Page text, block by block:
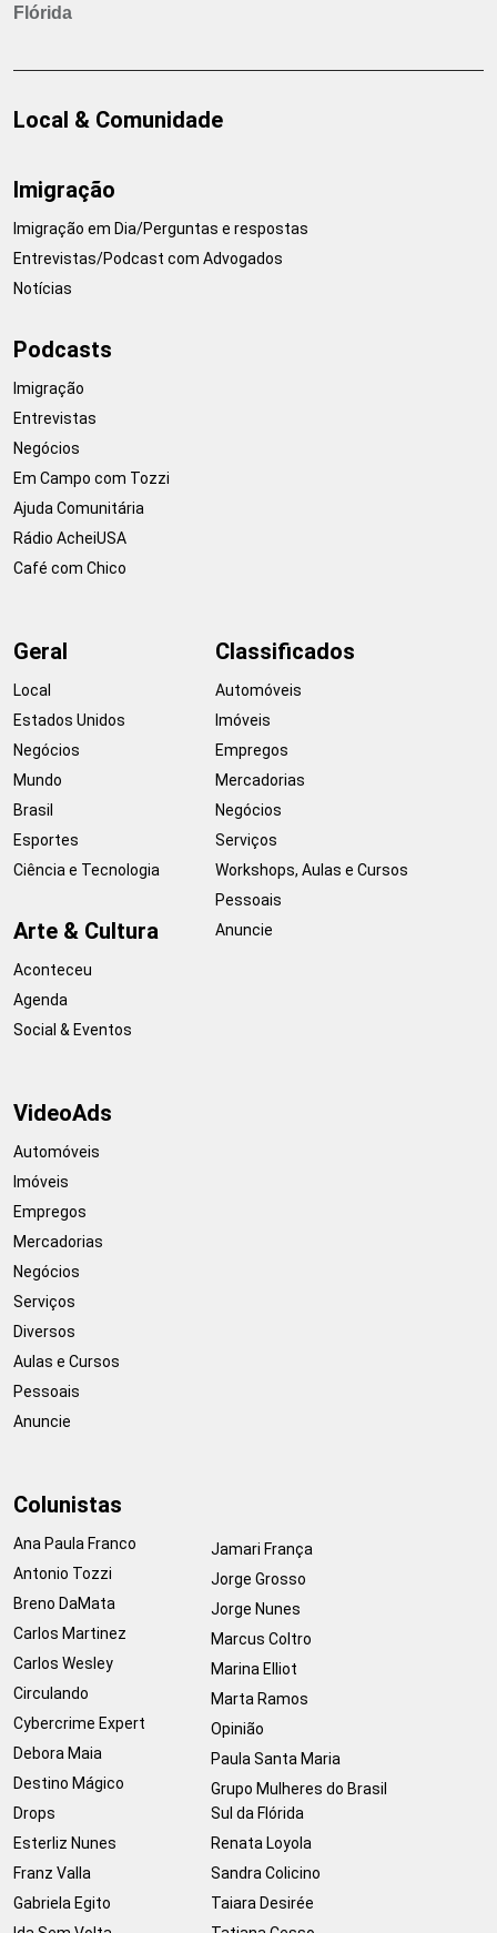
Flórida
Local & Comunidade
Imigração
Imigração em Dia/Perguntas e respostas
Entrevistas/Podcast com Advogados
Notícias
Podcasts
Imigração
Entrevistas
Negócios
Em Campo com Tozzi
Ajuda Comunitária
Rádio AcheiUSA
Café com Chico
Geral
Local
Estados Unidos
Negócios
Mundo
Brasil
Esportes
Ciência e Tecnologia
Arte & Cultura
Aconteceu
Agenda
Social & Eventos
Classificados
Automóveis
Imóveis
Empregos
Mercadorias
Negócios
Serviços
Workshops, Aulas e Cursos
Pessoais
Anuncie
VideoAds
Automóveis
Imóveis
Empregos
Mercadorias
Negócios
Serviços
Diversos
Aulas e Cursos
Pessoais
Anuncie
Colunistas
Ana Paula Franco
Antonio Tozzi
Breno DaMata
Carlos Martinez
Carlos Wesley
Circulando
Cybercrime Expert
Debora Maia
Destino Mágico
Drops
Esterliz Nunes
Franz Valla
Gabriela Egito
Jamari França
Jorge Grosso
Jorge Nunes
Marcus Coltro
Marina Elliot
Marta Ramos
Opinião
Paula Santa Maria
Grupo Mulheres do Brasil
Sul da Flórida
Renata Loyola
Sandra Colicino
Taiara Desirée